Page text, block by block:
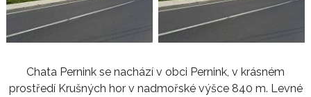
Chata Pernink se nachází v obci Pernink, v krásném
prostředí Krušných hor v nadmořské výšce 840 m. Levné